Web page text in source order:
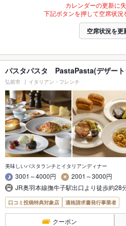
カレンダーの更新に
下記ボタンを押して空席状況
空席状況を更
パスタパスタ PastaPasta(デザート
弘前市 イタリアン・フレンチ
美味しいパスタランチとイタリアンディナー
3001～4000円
2001～3000円
JR奥羽本線撫牛子駅出口より徒歩約28
口コミ投稿特典対象店 適格請求書発行事業者
クーポン